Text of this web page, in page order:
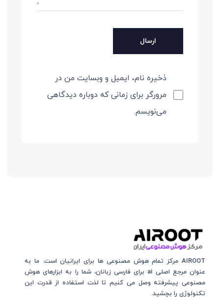
ذخیره نام، ایمیل و وبسایت من در
مرورگر برای زمانی که دوباره دیدگاهی
می‌نویسم.
AIROOT مرکز تمام هوش مصنوعی‌‌‌ ها برای ایرانیان است. ما به
عنوان مرجع اصلی ai برای فارسی زبانان، شما را به ابزارهای هوش
مصنوعی پیشرفته وصل می کنیم تا لذت استفاده از قدرت این
تکنولوژی را بچشید.